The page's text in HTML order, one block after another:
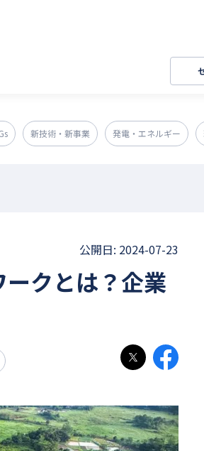
新技術・新事業 発電・エネルギー
公開日: 2024-07-23
クとは？企業